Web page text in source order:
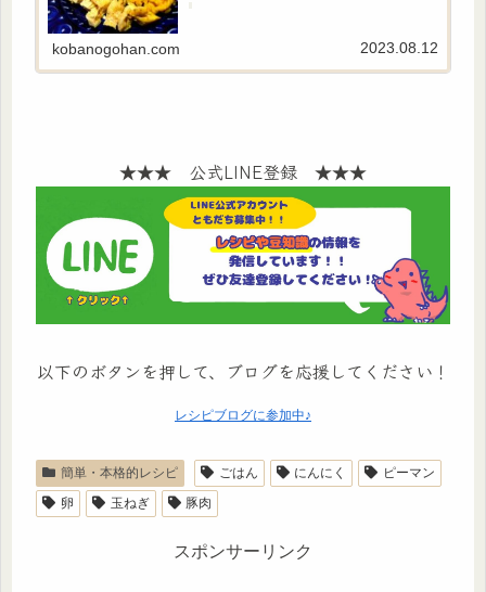
kobanogohan.com 2023.08.12
★★★ 公式LINE登録 ★★★
以下のボタンを押して、ブログを応援してください！
レシピブログに参加中♪
簡単・本格的レシピ ごはん にんにく
ピーマン
卵
玉ねぎ 豚肉
スポンサーリンク